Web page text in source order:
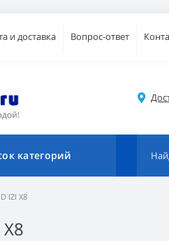
и доставка Вопрос-ответ
категорий
IZI X8